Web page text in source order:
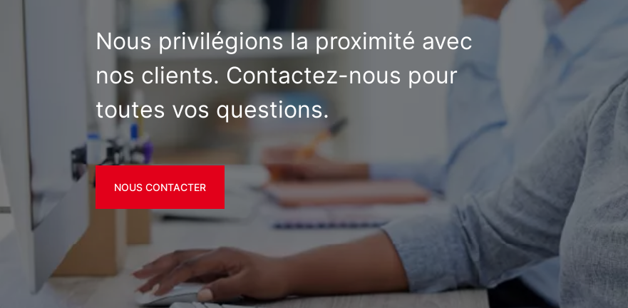
Nous privilégions la proximité avec
nos clients. Contactez-nous pour
toutes vos questions.
NOUS CONTACTER